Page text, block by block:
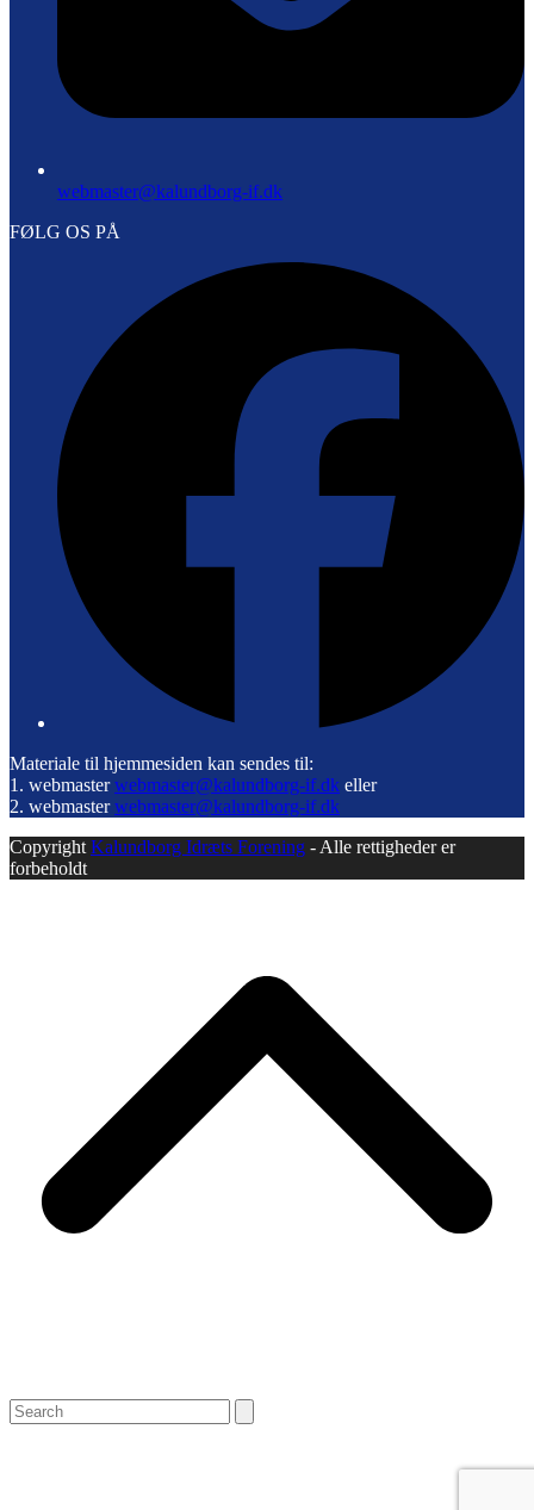
webmaster@kalundborg-if.dk
FØLG OS PÅ
Materiale til hjemmesiden kan sendes til:
1. webmasterwebmaster@kalundborg-if.dk eller
2. webmasterwebmaster@kalundborg-if.dk
Copyright Kalundborg Idræts Forening - Alle rettigheder er
forbeholdt
Search